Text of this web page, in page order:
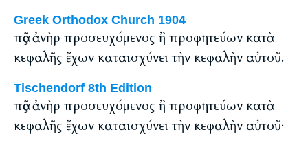
Greek Orthodox Church 1904
πᾶς ἀνὴρ προσευχόμενος ἢ προφητεύων κατὰ
κεφαλῆς ἔχων καταισχύνει τὴν κεφαλὴν αὐτοῦ.
Tischendorf 8th Edition
πᾶς ἀνὴρ προσευχόμενος ἢ προφητεύων κατὰ
κεφαλῆς ἔχων καταισχύνει τὴν κεφαλὴν αὐτοῦ·